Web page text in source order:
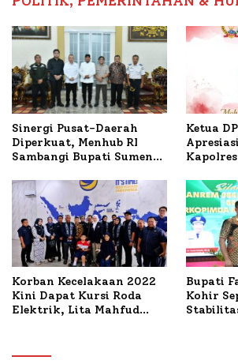
Sinergi Pusat-Daerah
Diperkuat, Menhub RI
Sambangi Bupati Sumenep
Mutiara Sentosa II
Ketua
Ideal
Korban Kecelakaan 2022
Kini Dapat Kursi Roda
Elektrik, Lita Mahfud
Nabil
Bupati
Kohir